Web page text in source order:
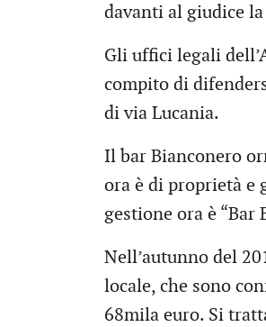
davanti al giudice
Gli uffici legali
compito di
di via Lucania.
Il bar Bianconero
ora è di proprietà e
gestione ora è “Bar
Nell’autunno del
locale, che sono
68mila euro. Si